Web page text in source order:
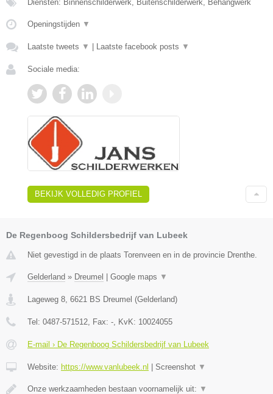
Diensten: Binnenschilderwerk, Buitenschilderwerk, Behangwerk
Openingstijden ▼
Laatste tweets ▼ | Laatste facebook posts ▼
Sociale media:
BEKIJK VOLLEDIG PROFIEL
De Regenboog Schildersbedrijf van Lubeek
Niet gevestigd in de plaats Torenveen en in de provincie Drenthe.
Gelderland » Dreumel Google maps ▼
Lageweg 8 6621 BS Dreumel (Gelderland)
Tel: 0487-571512 , Fax: - , KvK: 10024055
E-mail › De Regenboog Schildersbedrijf van Lubeek
Website: https://www.vanlubeek.nl Screenshot ▼
Onze werkzaamheden bestaan voornamelijk uit: ▼